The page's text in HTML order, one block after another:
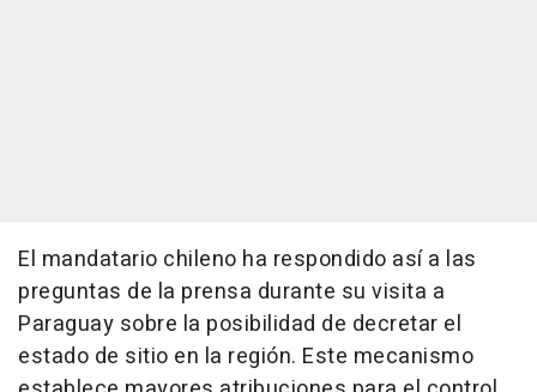
El mandatario chileno ha respondido así a las
preguntas de la prensa durante su visita a
Paraguay sobre la posibilidad de decretar el
estado de sitio en la región. Este mecanismo